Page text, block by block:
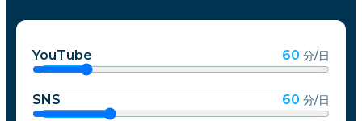
YouTube 60 分/日
SNS 60 分/日